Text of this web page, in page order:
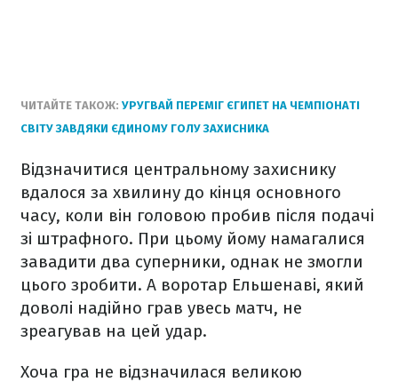
ЧИТАЙТЕ ТАКОЖ: УРУГВАЙ ПЕРЕМІГ ЄГИПЕТ НА ЧЕМПІОНАТІ
СВІТУ ЗАВДЯКИ ЄДИНОМУ ГОЛУ ЗАХИСНИКА
Відзначитися центральному захиснику
вдалося за хвилину до кінця основного
часу, коли він головою пробив після подачі
зі штрафного. При цьому йому намагалися
завадити два суперники, однак не змогли
цього зробити. А воротар Ельшенаві, який
доволі надійно грав увесь матч, не
зреагував на цей удар.
Хоча гра не відзначилася великою